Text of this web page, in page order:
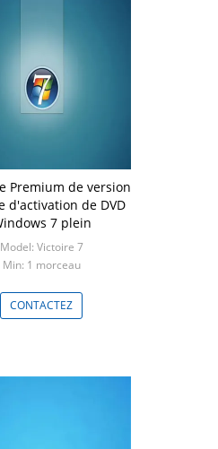
Premium de version
d'activation de DVD
7 plein
Model: Victoire 7
Min: 1 morceau
CONTACTEZ